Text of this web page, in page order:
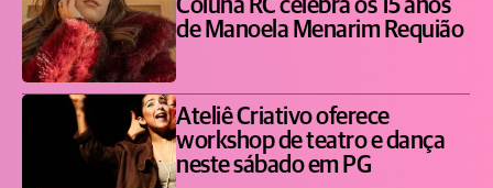
Coluna RC celebra os 15 anos
de Manoela Menarim Requião
Ateliê Criativo oferece
workshop de teatro e dança
neste sábado em PG